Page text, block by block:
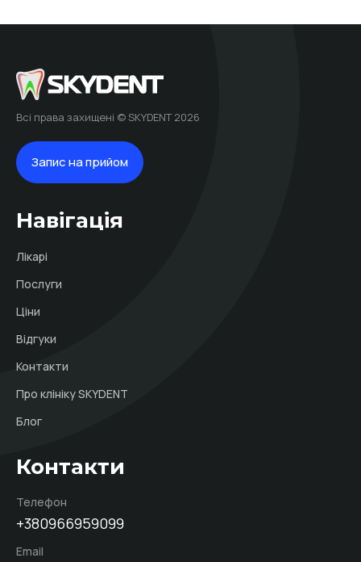
Всі права захищені © SKYDENT 2026
Запис на прийом
Навігація
Лікарі
Послуги
Ціни
Відгуки
Контакти
Про клініку SKYDENT
Блог
Контакти
Телефон
+380966959099
Email